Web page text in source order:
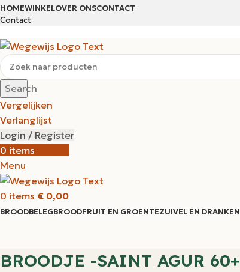
HOMEWINKELOVER ONSCONTACT
Contact
Search
Vergelijken
Verlanglijst
Login / Register
0 items
Menu
0 items € 0,00
BROODBELEGBROODFRUIT EN GROENTEZUIVEL EN DRANKEN
BROODJE -SAINT AGUR 60+